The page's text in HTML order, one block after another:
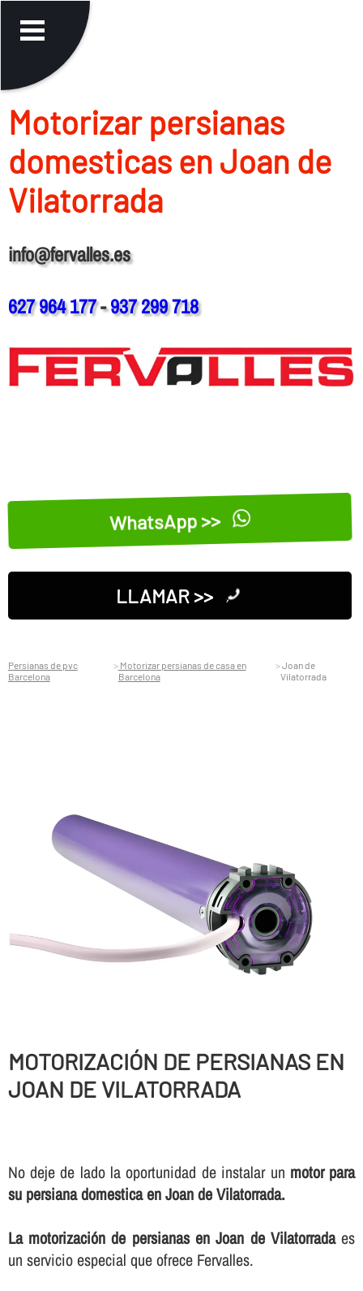
Motorizar persianas
domesticas en Joan de
Vilatorrada
info@fervalles.es
627 964 177-937 299 718
WhatsApp >>
LLAMAR >>
Persianas de pvc
Barcelona
Motorizar persianas de casa en
Barcelona
Joan de
Vilatorrada
MOTORIZACIÓN DE PERSIANAS EN
JOAN DE VILATORRADA
No deje de lado la oportunidad de instalar un motor para
su persiana domestica en Joan de Vilatorrada.
La motorización de persianas en Joan de Vilatorradaes
un servicio especial que ofrece Fervalles.